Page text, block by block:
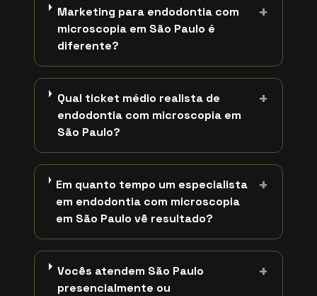
Marketing para endodontia com
microscopia em São Paulo é
diferente?
+
Qual ticket médio realista de
endodontia com microscopia em
São Paulo?
+
Em quanto tempo um especialista
em endodontia com microscopia
em São Paulo vê resultado?
+
Vocês atendem São Paulo
presencialmente ou
+